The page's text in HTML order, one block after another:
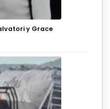
y Grace